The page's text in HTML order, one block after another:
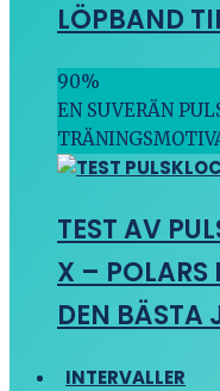
LÖPBAND
90%
EN SUVERÄN
TEST AV
X – POLARS
DEN BÄSTA
INTERVALLER